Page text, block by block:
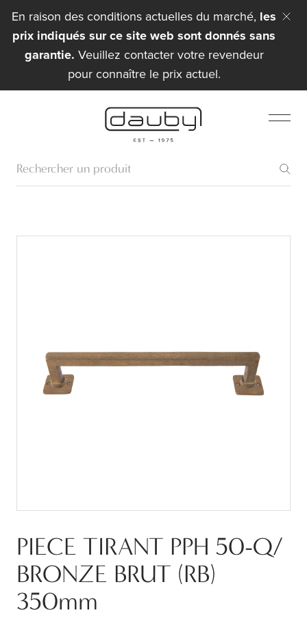
En raison des conditions actuelles du marché, les
prix indiqués sur ce site web sont donnés sans
garantie. Veuillez contacter votre revendeur
pour connaître le prix actuel.
PIECE TIRANT PPH 50-Q/
BRONZE BRUT (RB)
350mm